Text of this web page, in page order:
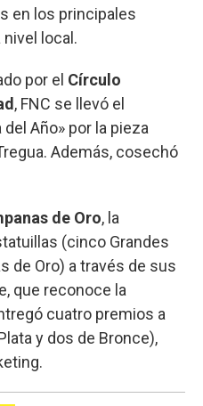
en los principales
local.
por el Círculo
, FNC se llevó el
Año» por la pieza
Además, cosechó
de Oro, la
(cinco Grandes
de Oro) a través de sus
que reconoce la
cuatro premios a
y dos de Bronce),